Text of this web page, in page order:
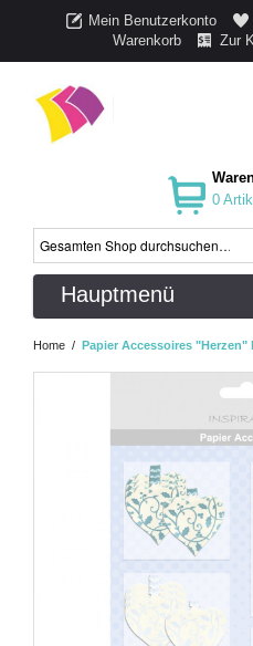
Mein Benutzerkonto
Warenkorb
Zur
0
Hauptmenü
Home / Papier Accessoires "Herzen"